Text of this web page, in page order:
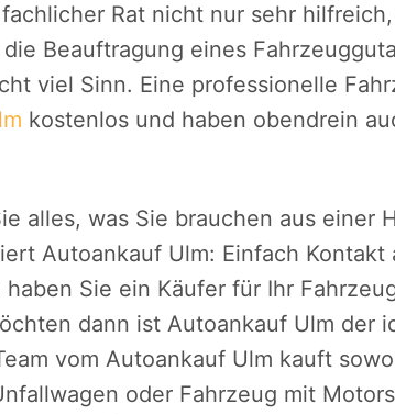
Rat nicht nur sehr
Beauftragung eines
viel Sinn. Eine professionelle
kostenlos und haben obendrein
alles, was Sie brauchen aus einer
Autoankauf Ulm: Einfach Kontakt
Sie ein Käufer für Ihr
dann ist Autoankauf Ulm der
vom Autoankauf Ulm kauft
oder Fahrzeug mit